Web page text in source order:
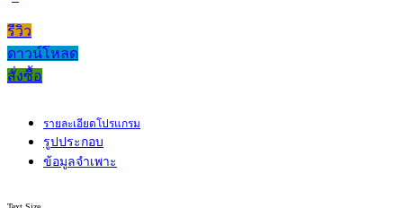
รีวิว
ดาวน์โหลด
สั่งซื้อ
รายละเอียดโปรแกรม
รูปประกอบ
ข้อมูลจำเพาะ